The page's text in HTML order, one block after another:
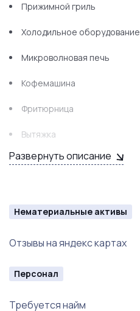
Прижимной гриль
Холодильное оборудование
Микроволновая печь
Кофемашина
Фритюрница
Вытяжка
Камеры видеонаблюдения
Развернуть описание
Нематериальные активы
Отзывы на яндекс картах
Персонал
Требуется найм